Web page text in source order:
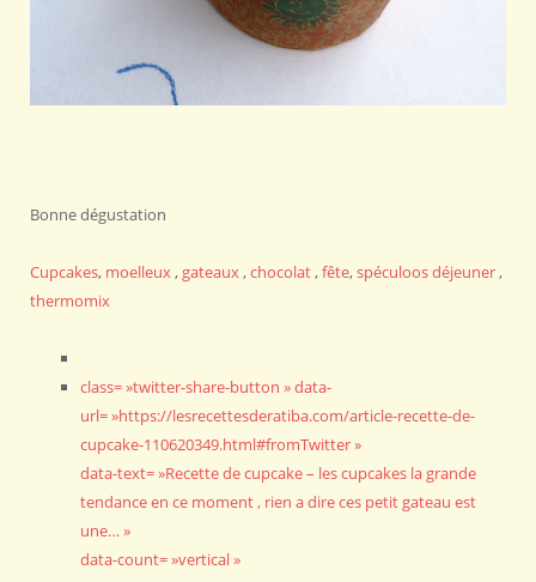
Bonne dégustation
Cupcakes, moelleux, gateaux,chocolat,fête,spéculoosdéjeuner,
thermomix
class= »twitter-share-button » data-
url= »https://lesrecettesderatiba.com/article-recette-de-
cupcake-110620349.html#fromTwitter »
data-text= »Recette de cupcake – les cupcakes la grande
tendance en ce moment , rien a dire ces petit gateau est
une… »
data-count= »vertical »